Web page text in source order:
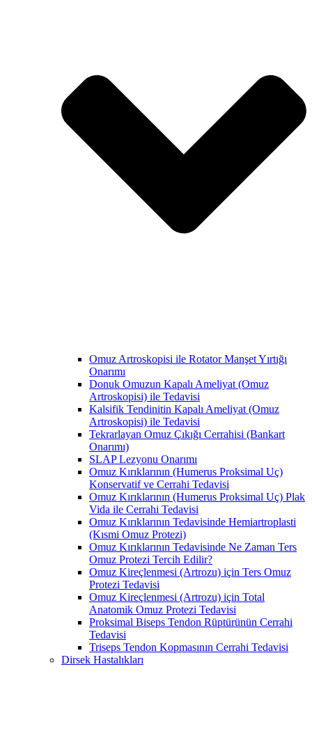
Omuz Artroskopisi ile Rotator Manşet Yırtığı
Onarımı
Donuk Omuzun Kapalı Ameliyat (Omuz
Artroskopisi) ile Tedavisi
Kalsifik Tendinitin Kapalı Ameliyat (Omuz
Artroskopisi) ile Tedavisi
Tekrarlayan Omuz Çıkığı Cerrahisi (Bankart
Onarımı)
SLAP Lezyonu Onarımı
Omuz Kırıklarının (Humerus Proksimal Uç)
Konservatif ve Cerrahi Tedavisi
Omuz Kırıklarının (Humerus Proksimal Uç) Plak
Vida ile Cerrahi Tedavisi
Omuz Kırıklarının Tedavisinde Hemiartroplasti
(Kısmi Omuz Protezi)
Omuz Kırıklarının Tedavisinde Ne Zaman Ters
Omuz Protezi Tercih Edilir?
Omuz Kireçlenmesi (Artrozu) için Ters Omuz
Protezi Tedavisi
Omuz Kireçlenmesi (Artrozu) için Total
Anatomik Omuz Protezi Tedavisi
Proksimal Biseps Tendon Rüptürünün Cerrahi
Tedavisi
Triseps Tendon Kopmasının Cerrahi Tedavisi
Dirsek Hastalıkları